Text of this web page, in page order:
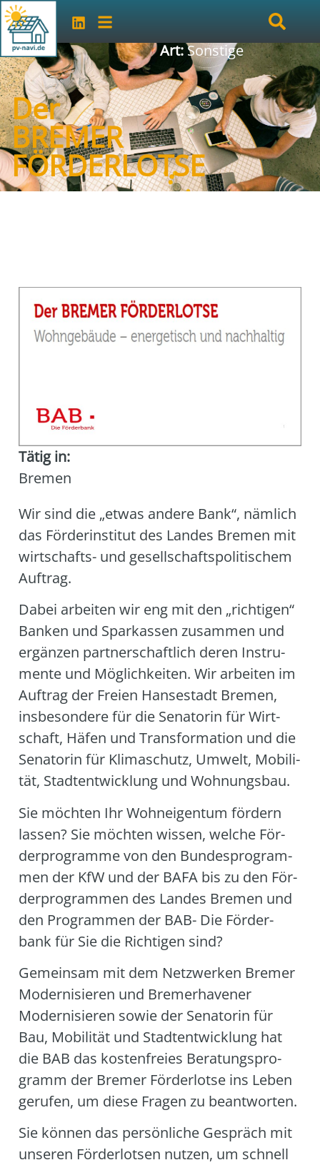
Der
BREMER
FÖRDERLOTSE
Art:Sonstige
Wir sind die „etwas ande­re Bank“, näm­lich
das För­der­insti­tut des Lan­des Bre­men mit
wirt­schafts- und gesell­schafts­po­li­ti­schem
Auf­trag.
Dabei arbei­ten wir eng mit den „rich­ti­gen“
Ban­ken und Spar­kas­sen zusam­men und
ergän­zen part­ner­schaft­lich deren Instru­
men­te und Mög­lich­kei­ten. Wir arbei­ten im
Auf­trag der Frei­en Han­se­stadt Bre­men,
ins­be­son­de­re für die Sena­to­rin für Wirt­
schaft, Häfen und Trans­for­ma­ti­on und die
Sena­to­rin für Kli­ma­schutz, Umwelt, Mobi­li­
tät, Stadt­ent­wick­lung und Woh­nungs­bau.
Sie möch­ten Ihr Wohn­ei­gen­tum för­dern
las­sen? Sie möch­ten wis­sen, wel­che För­
der­pro­gram­me von den Bun­des­pro­gram­
men der KfW und der BAFA bis zu den För­
der­pro­gram­men des Lan­des Bre­men und
den Pro­gram­men der BAB- Die För­der­
bank für Sie die Rich­ti­gen sind?
Gemein­sam mit dem Netz­wer­ken Bre­mer
Moder­ni­sie­ren und Bre­mer­ha­ve­ner
Moder­ni­sie­ren sowie der Sena­to­rin für
Bau, Mobi­li­tät und Stadt­ent­wick­lung hat
die BAB das kos­ten­frei­es Bera­tungs­pro­
gramm der Bre­mer För­der­lot­se ins Leben
geru­fen, um die­se Fra­gen zu beant­wor­ten.
Sie kön­nen das per­sön­li­che Gespräch mit
unse­ren För­der­lot­sen nut­zen, um schnell
Tätig in:
Bremen